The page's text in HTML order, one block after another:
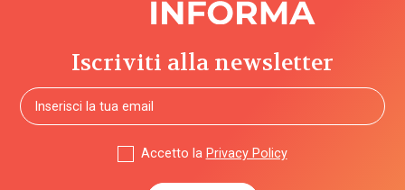
Iscriviti alla newsletter
Accetto la Privacy Policy